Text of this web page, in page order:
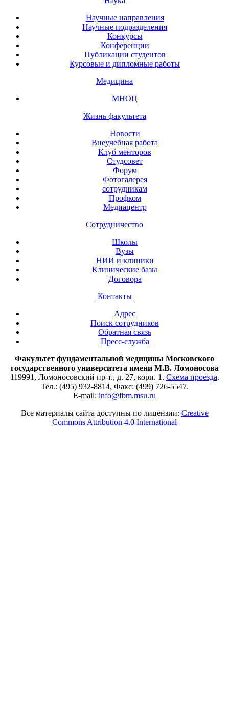
Научные направления
Научные подразделения
Конкурсы
Конференции
Публикации студентов
Курсовые и дипломные работы
Медицина
МНОЦ
Жизнь факультета
Новости
Внеучебная работа
Клуб менторов
Студсовет
Форум
Фотогалерея
сотрудникам
Профком
Медиацентр
Сотрудничество
Школы
Вузы
НИИ и клиники
Клинические базы
Договора
Контакты
Адрес
Поиск сотрудников
Обратная связь
Пресс-служба
Факультет фундаментальной медицины Московского
государственного университета имени М.В. Ломоносова
119991, Ломоносовский пр-т., д. 27, корп. 1. Схема проезда.
Тел.: (495) 932-8814, Факс: (499) 726-5547.
E-mail: info@fbm.msu.ru
Все материалы сайта доступны по лицензии: Creative
Commons Attribution 4.0 International